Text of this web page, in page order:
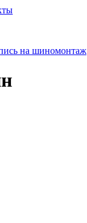
на шиномонтаж